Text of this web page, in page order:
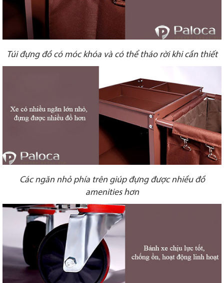
Túi đựng đồ có móc khóa và có thể tháo rời khi cần thiết
Các ngăn nhỏ phía trên giúp đựng được nhiều đồ
amenities hơn